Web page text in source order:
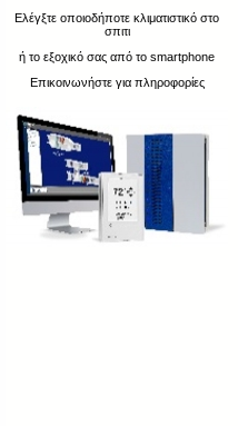
Ελέγξτε οποιοδήποτε κλιματιστικό στο
σπιτι
ή το εξοχικό σας από το smartphone
Επικοινωνήστε για πληροφορίες